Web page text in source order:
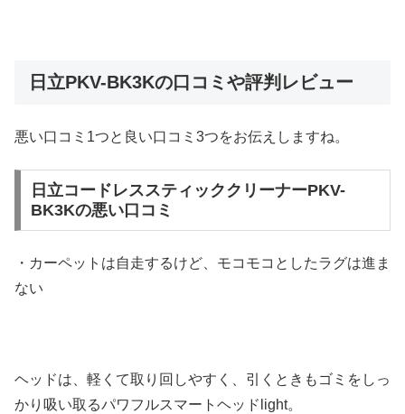
日立PKV-BK3Kの口コミや評判レビュー
悪い口コミ1つと良い口コミ3つをお伝えしますね。
日立コードレススティッククリーナーPKV-
BK3Kの悪い口コミ
・カーペットは自走するけど、モコモコとしたラグは進ま
ない
ヘッドは、軽くて取り回しやすく、引くときもゴミをしっ
かり吸い取るパワフルスマートヘッドlight。